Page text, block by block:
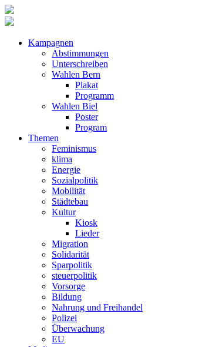
Kampagnen
Abstimmungen
Unterschreiben
Wahlen Bern
Plakat
Programm
Wahlen Biel
Poster
Program
Themen
Feminismus
klima
Energie
Sozialpolitik
Mobilität
Städtebau
Kultur
Kiosk
Lieder
Migration
Solidarität
Sparpolitik
steuerpolitik
Vorsorge
Bildung
Nahrung und Freihandel
Polizei
Überwachung
EU